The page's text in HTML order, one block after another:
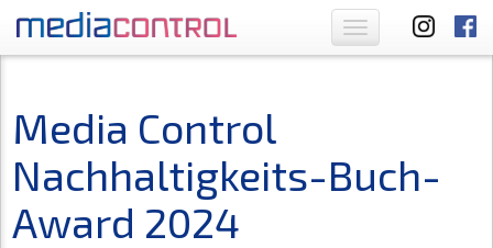
Toggle
navigation
Media Control
Nachhaltigkeits-Buch-
Award 2024